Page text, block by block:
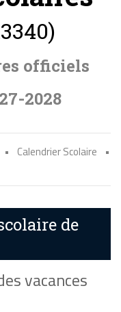
officiels
2028
• Calendrier Scolaire
•
de
vacances